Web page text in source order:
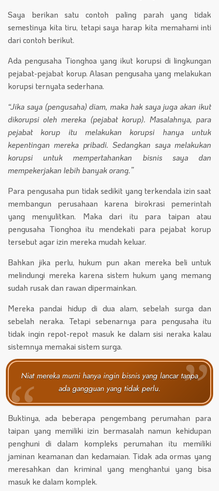
Saya berikan satu contoh paling parah yang tidak
semestinya kita tiru, tetapi saya harap kita memahami inti
dari contoh berikut.
Ada pengusaha Tionghoa yang ikut korupsi di lingkungan
pejabat-pejabat korup. Alasan pengusaha yang melakukan
korupsi ternyata sederhana.
“Jika saya (pengusaha) diam, maka hak saya juga akan ikut
dikorupsi oleh mereka (pejabat korup). Masalahnya, para
pejabat korup itu melakukan korupsi hanya untuk
kepentingan mereka pribadi. Sedangkan saya melakukan
korupsi untuk mempertahankan bisnis saya dan
mempekerjakan lebih banyak orang.”
Para pengusaha pun tidak sedikit yang terkendala izin saat
membangun perusahaan karena birokrasi pemerintah
yang menyulitkan. Maka dari itu para taipan atau
pengusaha Tionghoa itu mendekati para pejabat korup
tersebut agar izin mereka mudah keluar.
Bahkan jika perlu, hukum pun akan mereka beli untuk
melindungi mereka karena sistem hukum yang memang
sudah rusak dan rawan dipermainkan.
Mereka pandai hidup di dua alam, sebelah surga dan
sebelah neraka. Tetapi sebenarnya para pengusaha itu
tidak ingin repot-repot masuk ke dalam sisi neraka kalau
sistemnya memakai sistem surga.
Niat mereka murni hanya ingin bisnis yang lancar tanpa
ada gangguan yang tidak perlu.
Buktinya, ada beberapa pengembang perumahan para
taipan yang memiliki izin bermasalah namun kehidupan
penghuni di dalam kompleks perumahan itu memiliki
jaminan keamanan dan kedamaian. Tidak ada ormas yang
meresahkan dan kriminal yang menghantui yang bisa
masuk ke dalam komplek.